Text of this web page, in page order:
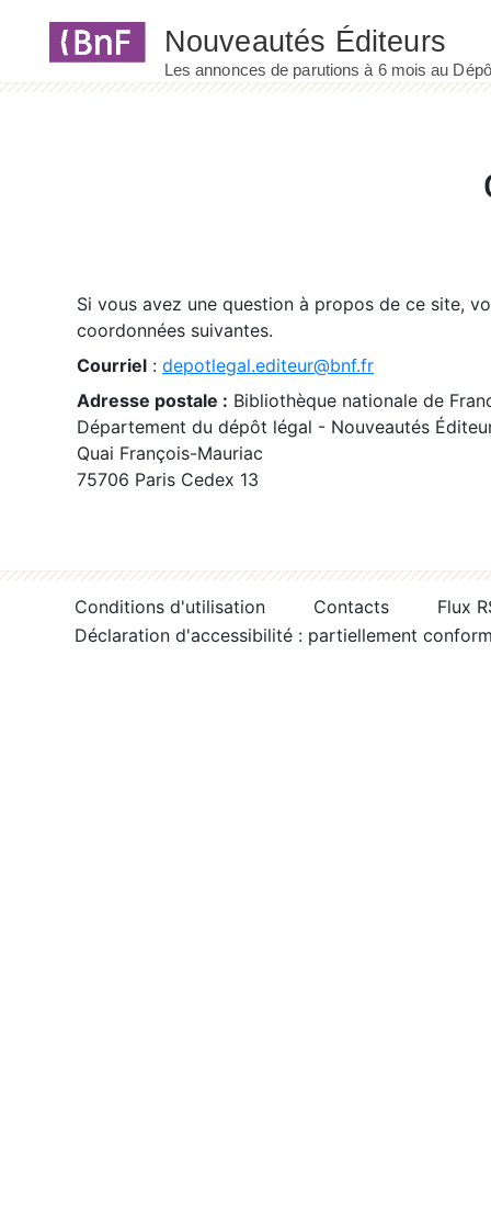
Si vous avez une question à propos de ce site,
coordonnées suivantes.
Courriel : depotlegal.editeur@bnf.fr
Adresse postale : Bibliothèque nationale de
Département du dépôt légal - Nouveautés
Quai François-Mauriac
75706 Paris Cedex 13
Conditions d'utilisation Contacts
Flux
Déclaration d'accessibilité : partiellement